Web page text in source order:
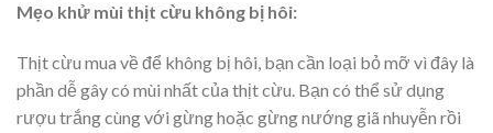
Mẹo khử mùi thịt cừu không bị hôi:
Thịt cừu mua về để không bị hôi, bạn cần loại bỏ mỡ vì đây là
phần dễ gây có mùi nhất của thịt cừu. Bạn có thể sử dụng
rượu trắng cùng với gừng hoặc gừng nướng giã nhuyễn rồi